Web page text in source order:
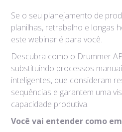
Se o seu planejamento de
planilhas, retrabalho e longas
este webinar é para você.
Descubra como o Drummer
substituindo processos
inteligentes, que consideram
sequências e garantem uma
capacidade produtiva.
Você vai entender como